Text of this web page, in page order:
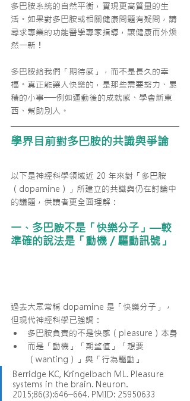
多巴胺系統的自然平衡，實現更高質量的生
活。如果對多巴胺或相關健康問題有疑問，請
尋求專業的功能醫學專家指導，讓健康而外煥
然一新！
多巴胺給我們「期待感」，而不是長久的幸
福。真正能讓人快樂的，是那些需要努力、累
積的小事──例如運動後的成就感、學會新東
西、幫助別人。
學界目前對多巴胺的共識與爭論
以下是神經科學領域近 20 年來對「多巴胺
（dopamine）」所建立的共識與仍在討論中
的議題，供讀者更全面理解：
一、多巴胺不是「快樂分子」—較
準確的說法是「動機／驅動訊號」
過去大眾常稱 dopamine 是「快樂分子」，
但現代神經科學已強調：
多巴胺負責的不是快感（pleasure）本身
而是「動機」「期望值」「想要
（wanting）」與「行為驅動」
Berridge KC, Kringelbach ML. Pleasure
systems in the brain. Neuron.
2015;86(3):646–664. PMID: 25950633